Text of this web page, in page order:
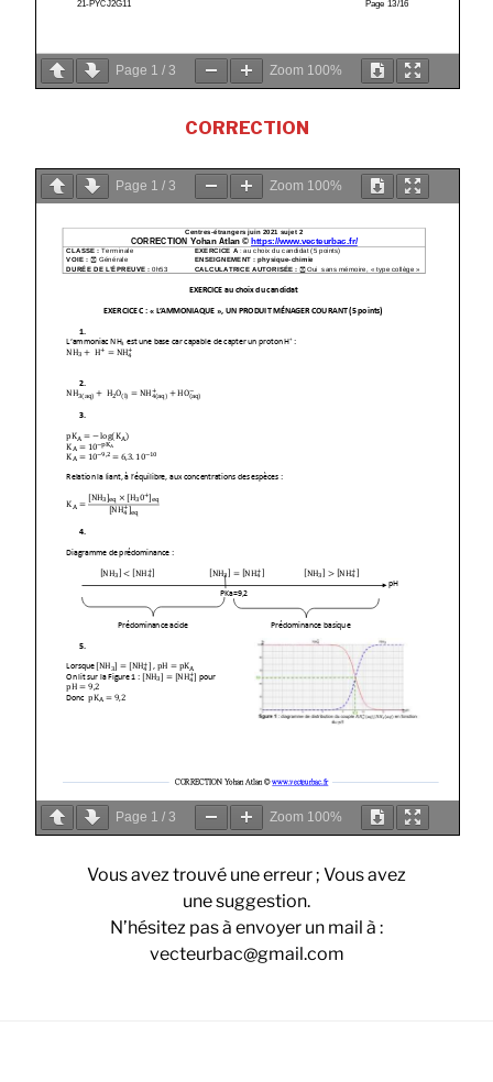
Page 1 / 3 Zoom 100%
CORRECTION
Page 1 / 3 Zoom 100%
Page 1 / 3 Zoom 100%
Vous avez trouvé une erreur ; Vous avez
une suggestion.
N’hésitez pas à envoyer un mail à :
vecteurbac@gmail.com